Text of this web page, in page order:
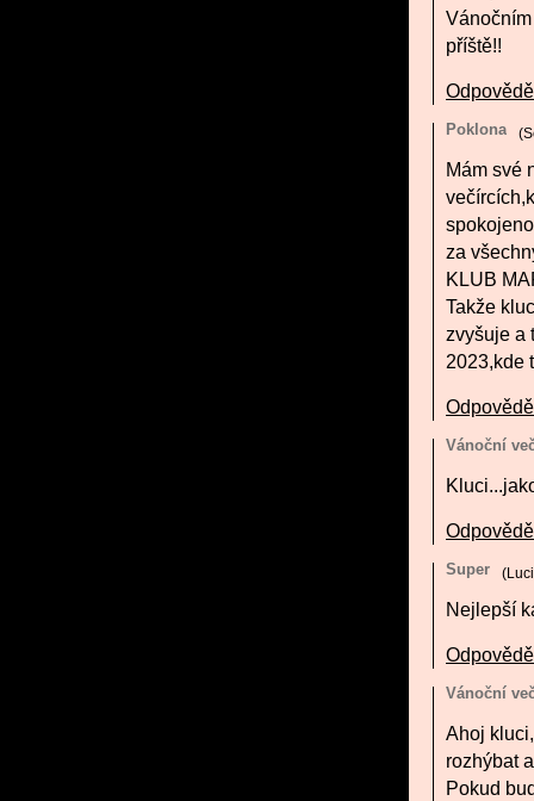
příště!!
Poklona (
Mám své
za
KLUB
Takže
zvyšuje a
2023,kde
Vánoční
Super (
Nejlepší
Vánoční
Ahoj
rozhýbat
Pokud